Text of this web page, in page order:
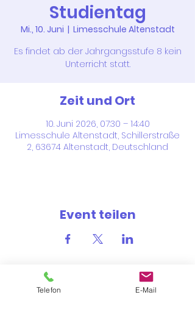
Studientag
Mi., 10. Juni
  |
Limesschule Altenstadt
Es findet ab der Jahrgangsstufe 8 kein
Unterricht statt.
Zeit und Ort
10. Juni 2026, 07:30 – 14:40
Limesschule Altenstadt, Schillerstraße
2, 63674 Altenstadt, Deutschland
Event teilen
Schillerstraße 2
Telefon E-Mail